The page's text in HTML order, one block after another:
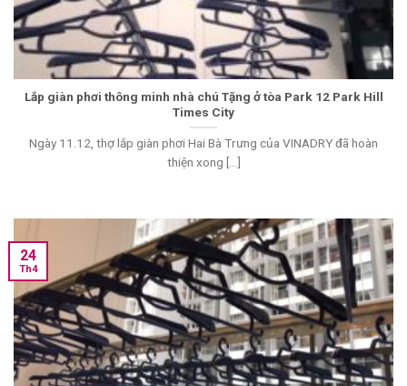
Lắp giàn phơi thông minh nhà chú Tặng ở tòa Park 12 Park Hill
Times City
Ngày 11.12, thợ lắp giàn phơi Hai Bà Trưng của VINADRY đã hoàn
thiện xong [...]
24
Th4